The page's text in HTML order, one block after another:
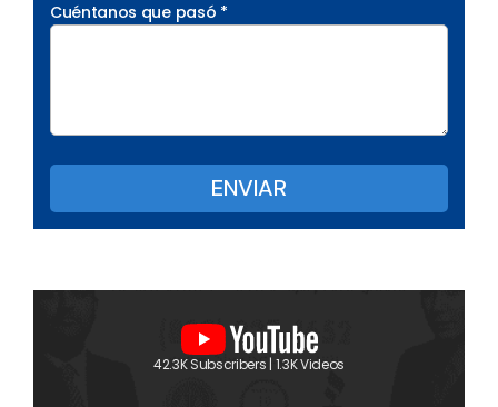
Cuéntanos que pasó *
42.3K Subscribers | 1.3K Videos